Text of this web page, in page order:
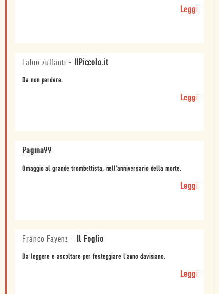
Leggi
Fabio Zuffanti - IlPiccolo.it
Da non perdere.
Leggi
Pagina99
Omaggio al grande trombettista, nell'anniversario della morte.
Leggi
Franco Fayenz - Il Foglio
Da leggere e ascoltare per festeggiare l'anno davisiano.
Leggi